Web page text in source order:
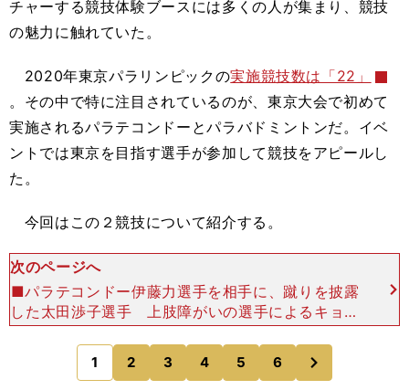
チャーする競技体験ブースには多くの人が集まり、競技
の魅力に触れていた。
2020年東京パラリンピックの実施競技数は「22」
。その中で特に注目されているのが、東京大会で初めて
実施されるパラテコンドーとパラバドミントンだ。イベ
ントでは東京を目指す選手が参加して競技をアピールし
た。
今回はこの２競技について紹介する。
次のページへ
■パラテコンドー伊藤力選手を相手に、蹴りを披露
した太田渉子選手 上肢障がいの選手によるキョル
ギ（組手）と、知的障がいの選手によるプムセ
（型）の２種目がある。2020年東京パラリンピッ
クの採用種目はキ
1 2 3 4 5 6
のページへ